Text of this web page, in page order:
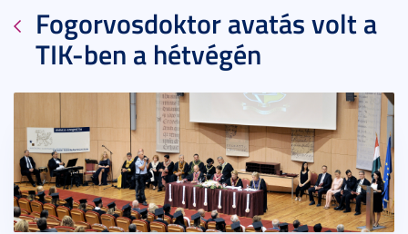
Fogorvosdoktor avatás volt a
TIK-ben a hétvégén